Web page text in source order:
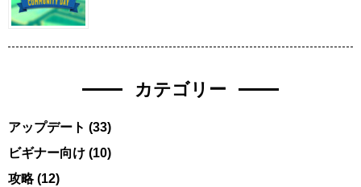
カテゴリー
アップデート (33)
ビギナー向け (10)
攻略(12)